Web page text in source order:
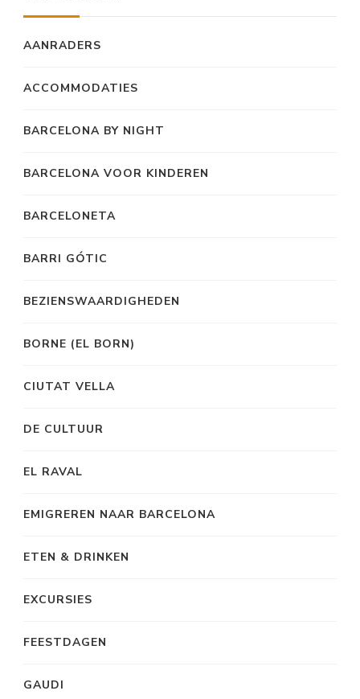
AANRADERS
ACCOMMODATIES
BARCELONA BY NIGHT
BARCELONA VOOR KINDEREN
BARCELONETA
BARRI GÓTIC
BEZIENSWAARDIGHEDEN
BORNE (EL BORN)
CIUTAT VELLA
DE CULTUUR
EL RAVAL
EMIGREREN NAAR BARCELONA
ETEN & DRINKEN
EXCURSIES
FEESTDAGEN
GAUDI